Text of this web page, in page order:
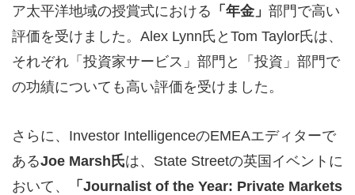
ア太平洋地域の授賞式における 「年金」 部門で高い
評価を受けました。Alex Lynn氏とTom Taylor氏は、
それぞれ「投資家サービス」部門と「投資」部門で
の功績についても高い評価を受けました。
さらに、Investor IntelligenceのEMEAエディターで
あるJoe Marsh氏は、State Streetの英国イベントに
おいて、
「Journalist of the Year: Private Markets